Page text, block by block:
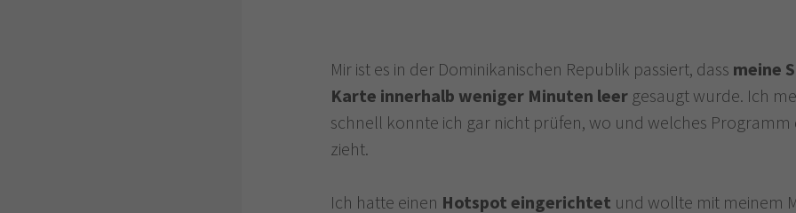
Mir ist es in der Dominikanischen Republik passiert, dass meine
Karte innerhalb weniger Minuten leer gesaugt wurde. Ich
schnell konnte ich gar nicht prüfen, wo und welches Programm
zieht.
Ich hatte einen Hotspot eingerichtet und wollte mit meinem